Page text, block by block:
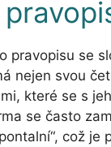
pravopisu se
nejen svou
které se s
se často
což je